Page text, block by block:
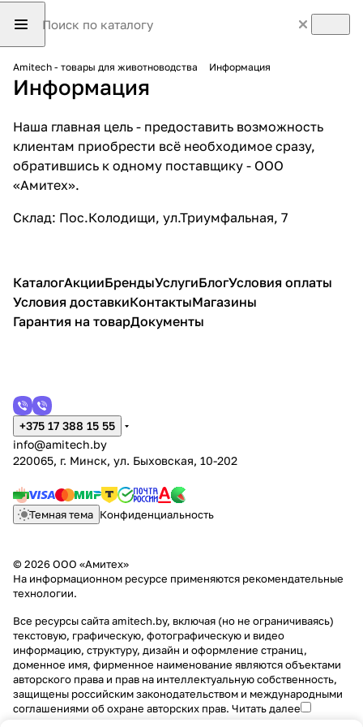
Amitech - товары для животноводства Информация
Информация
Наша главная цель - предоставить возможность
клиентам приобрести всё необходимое сразу,
обратившись к одному поставщику - ООО
«Амитех».
Склад: Пос.Колодищи, ул.Триумфальная, 7
КаталогАкцииБрендыУслугиБлогУсловия оплаты
Условия доставкиКонтактыМагазины
Гарантия на товарДокументы
+375 17 388 15 55
info@amitech.by
220065, г. Минск, ул. Быховская, 10-202
Темная тема Конфиденциальность
© 2026 ООО «Амитех»
На информационном ресурсе применяются рекомендательные
технологии.
Все ресурсы сайта amitech.by, включая (но не ограничиваясь)
текстовую, графическую, фотографическую и видео
информацию, структуру, дизайн и оформление страниц,
доменное имя, фирменное наименование являются объектами
авторского права и прав на интеллектуальную собственность,
защищены российским законодательством и международными
соглашениями об охране авторских прав. Читать далее